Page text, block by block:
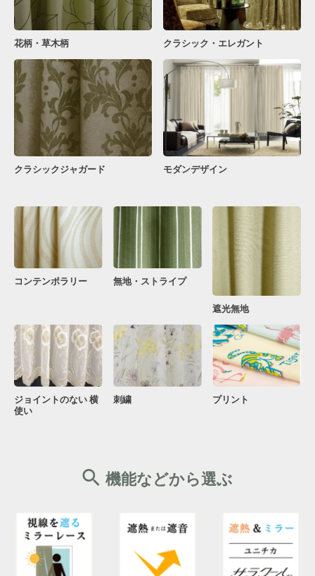
花柄・草木柄 クラシック・エレガント
クラシックジャガード モダンデザイン
コンテンポラリー 無地・ストライプ
遮光無地
ジョイントのない 横
使い
刺繍 プリント
機能などから選ぶ